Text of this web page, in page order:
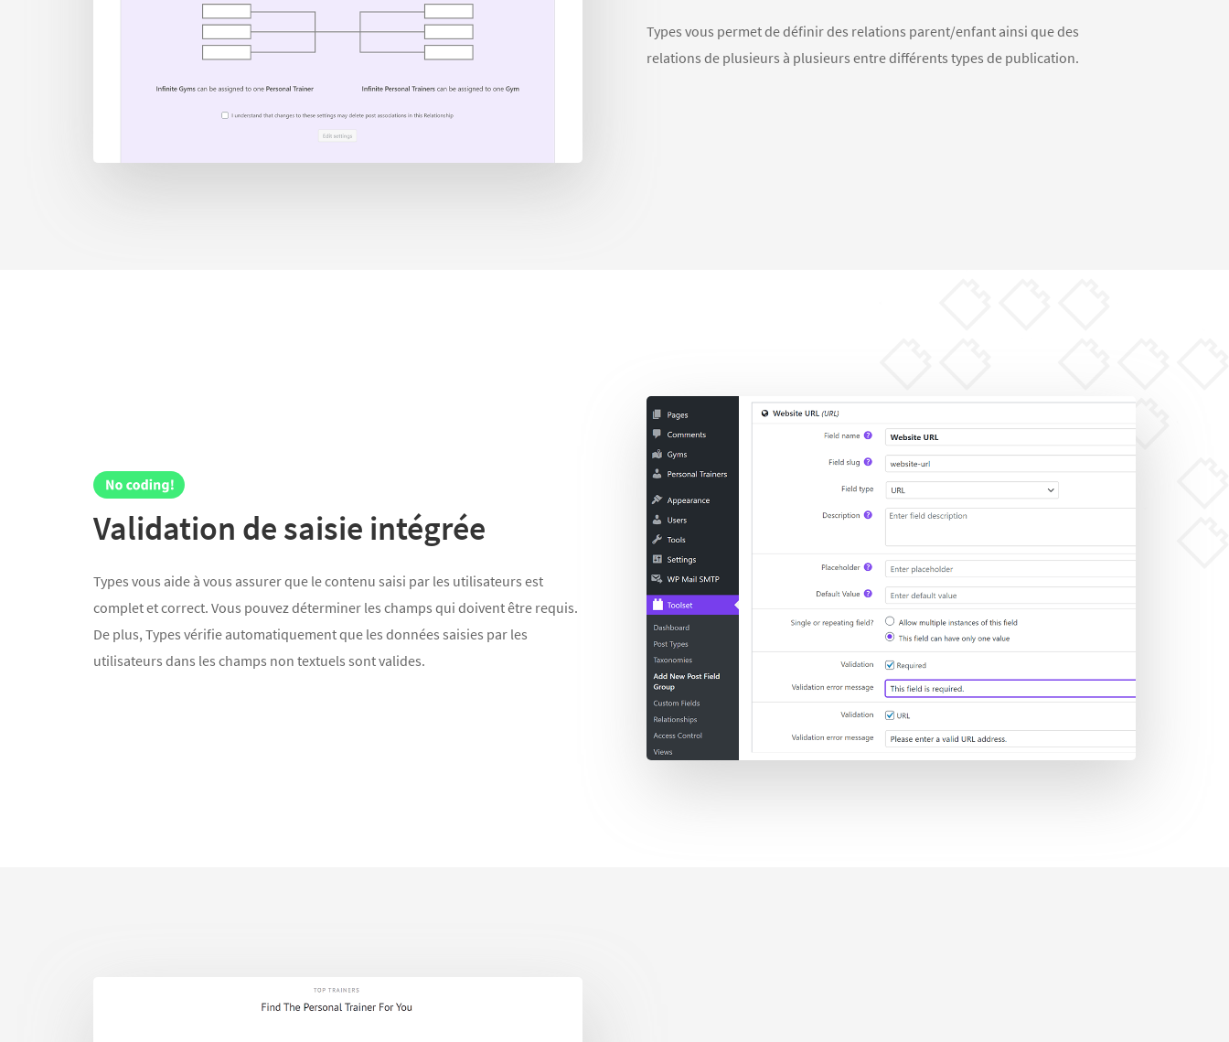
Types vous permet de définir des relations parent/enfant ainsi que des
relations de plusieurs à plusieurs entre différents types de publication.
Validation de saisie intégrée
Types vous aide à vous assurer que le contenu saisi par les utilisateurs est
complet et correct. Vous pouvez déterminer les champs qui doivent être requis.
De plus, Types vérifie automatiquement que les données saisies par les
utilisateurs dans les champs non textuels sont valides.